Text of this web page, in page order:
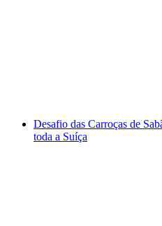
Desafio das Carroças de
toda a Suíça